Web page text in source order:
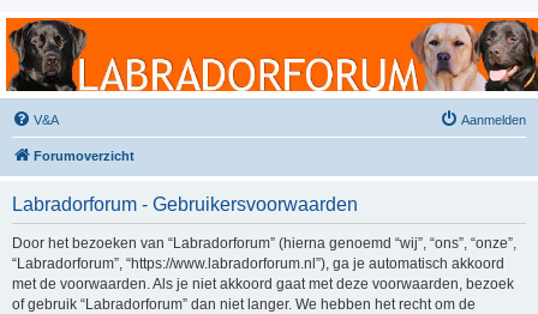
Labradorforum
Het gezelligste Labradorforum van Nederland en België!
V&A Aanmelden
Forumoverzicht
Labradorforum - Gebruikersvoorwaarden
Door het bezoeken van “Labradorforum” (hierna genoemd “wij”, “ons”, “onze”,
“Labradorforum”, “https://www.labradorforum.nl”), ga je automatisch akkoord
met de voorwaarden. Als je niet akkoord gaat met deze voorwaarden, bezoek
of gebruik “Labradorforum” dan niet langer. We hebben het recht om de